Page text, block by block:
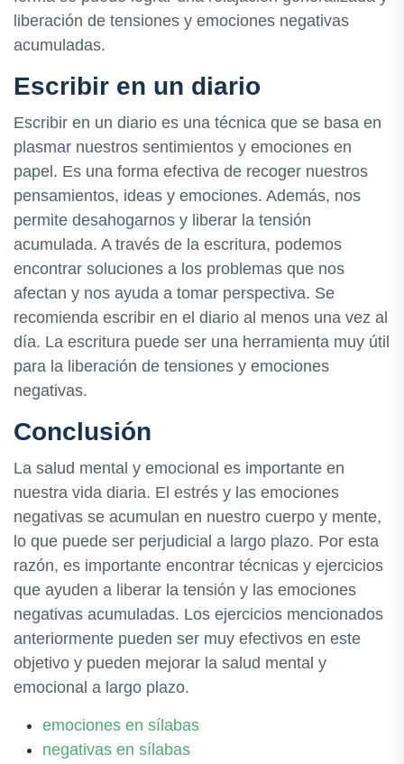
liberación de tensiones y emociones negativas
acumuladas.
Escribir en un diario
Escribir en un diario es una técnica que se basa en
plasmar nuestros sentimientos y emociones en
papel. Es una forma efectiva de recoger nuestros
pensamientos, ideas y emociones. Además, nos
permite desahogarnos y liberar la tensión
acumulada. A través de la escritura, podemos
encontrar soluciones a los problemas que nos
afectan y nos ayuda a tomar perspectiva. Se
recomienda escribir en el diario al menos una vez al
día. La escritura puede ser una herramienta muy útil
para la liberación de tensiones y emociones
negativas.
Conclusión
La salud mental y emocional es importante en
nuestra vida diaria. El estrés y las emociones
negativas se acumulan en nuestro cuerpo y mente,
lo que puede ser perjudicial a largo plazo. Por esta
razón, es importante encontrar técnicas y ejercicios
que ayuden a liberar la tensión y las emociones
negativas acumuladas. Los ejercicios mencionados
anteriormente pueden ser muy efectivos en este
objetivo y pueden mejorar la salud mental y
emocional a largo plazo.
emociones en sílabas
negativas en sílabas